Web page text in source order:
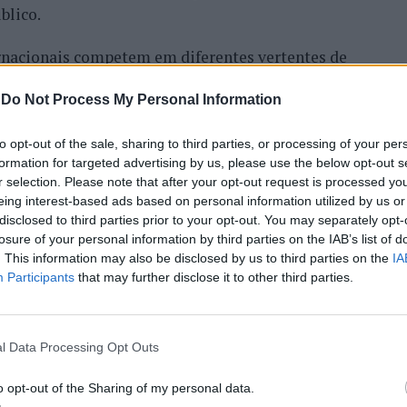
Do Not Process My Personal Information
opt-out of the sale, sharing to third parties, or processing of your
for targeted advertising by us, please use the below opt-out
selection. Please note that after your opt-out request is processed
interest-based ads based on personal information utilized by us
to third parties prior to your opt-out. You may separately
of your personal information by third parties on the IAB’s list of
This information may also be disclosed by us to third parties on the
Participants that may further disclose it to other third parties.
Data Processing Opt Outs
opt-out of the Sharing of my personal data.
competem em diferentes vertentes de
com concertos, DJ sets e atividades
Ocean Rides, circuito que em 2026 passa
Vila Nova de Milfontes e Ericeira.
desportos de vento das comunidades costeiras,
suas condições naturais. Nas palavras de Pedro
Rides, este evento é o que mais precisa da
há kitesurf.
da competição. O que queremos é fazer parte
atletas, visitantes e a comunidade local.
forma natural e quase obvia, valorizando o
A LER
finalistas em